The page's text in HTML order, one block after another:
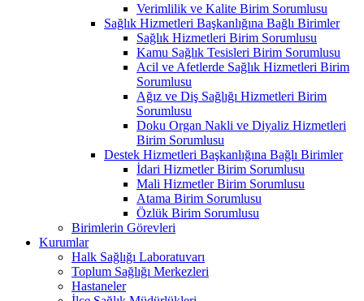
Verimlilik ve Kalite Birim Sorumlusu
Sağlık Hizmetleri Başkanlığına Bağlı Birimler
Sağlık Hizmetleri Birim Sorumlusu
Kamu Sağlık Tesisleri Birim Sorumlusu
Acil ve Afetlerde Sağlık Hizmetleri Birim
Sorumlusu
Ağız ve Diş Sağlığı Hizmetleri Birim
Sorumlusu
Doku Organ Nakli ve Diyaliz Hizmetleri
Birim Sorumlusu
Destek Hizmetleri Başkanlığına Bağlı Birimler
İdari Hizmetler Birim Sorumlusu
Mali Hizmetler Birim Sorumlusu
Atama Birim Sorumlusu
Özlük Birim Sorumlusu
Birimlerin Görevleri
Kurumlar
Halk Sağlığı Laboratuvarı
Toplum Sağlığı Merkezleri
Hastaneler